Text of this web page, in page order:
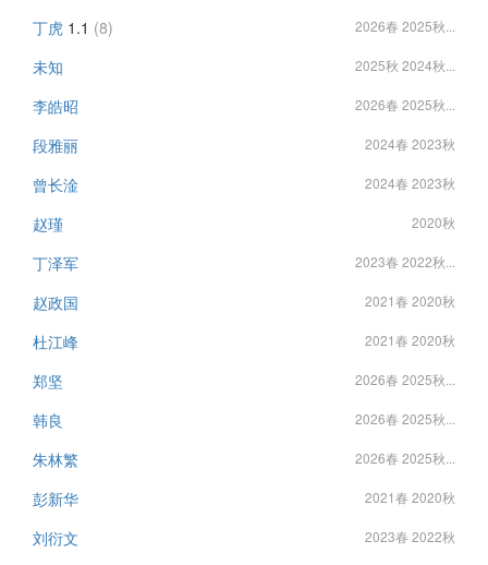
丁虎 1.1 (8) 2026春 2025秋...
未知 2025秋 2024秋...
李皓昭 2026春 2025秋...
段雅丽 2024春 2023秋
曾长淦 2024春 2023秋
赵瑾 2020秋
丁泽军 2023春 2022秋...
赵政国 2021春 2020秋
杜江峰 2021春 2020秋
郑坚 2026春 2025秋...
韩良 2026春 2025秋...
朱林繁 2026春 2025秋...
彭新华 2021春 2020秋
刘衍文 2023春 2022秋